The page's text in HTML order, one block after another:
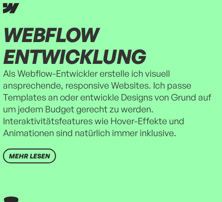
WEBFLOW
ENTWICKLUNG
Als Webflow-Entwickler erstelle ich visuell
ansprechende, responsive Websites. Ich passe
Templates an oder entwickle Designs von Grund auf
um jedem Budget gerecht zu werden.
Interaktivitätsfeatures wie Hover-Effekte und
Animationen sind natürlich immer inklusive.
MEHR LESEN